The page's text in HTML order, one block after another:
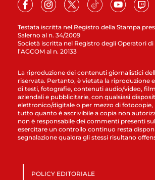
Testata iscritta nel Registro della Stampa
Salerno al n. 34/2009
Società iscritta nel Registro degli Operatori
l’AGCOM al n. 20133
La riproduzione dei contenuti giornalistici
riservata. Pertanto, è vietata la riproduzione e
di testi, fotografie, contenuti audio/video,
aziendali e pubblicitarie, con qualsiasi
elettronico/digitale o per mezzo di fotocopie,
tutto quanto è ascrivibile a copia non
non è responsabile dei commenti presenti
esercitare un controllo continuo resta
segnalazione qualora gli stessi risultano
POLICY EDITORIALE